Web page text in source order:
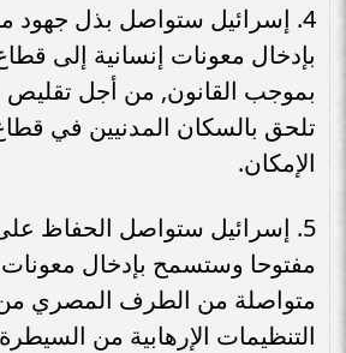
4. إسرائيل ستواصل بذل جهود
بإدخال معونات إنسانية إلى
بموجب القانون, من أجل تقليص
تلحق بالسكان المدنيين في
الإمكان.
5. إسرائيل ستواصل الحفاظ
مفتوحا وستسمح بإدخال معونات
متواصلة من الطرف المصري من
التنظيمات الإرهابية من